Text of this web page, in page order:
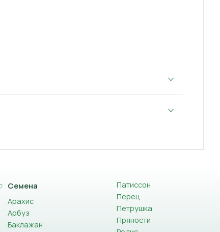
Семена
Арахис
Арбуз
Баклажан
Патиссон
Перец
Петрушка
Пряности